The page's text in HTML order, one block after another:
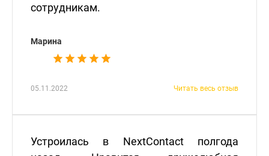
сотрудникам.
Марина
05.11.2022 Читать весь отзыв
Устроилась в NextContact полгода